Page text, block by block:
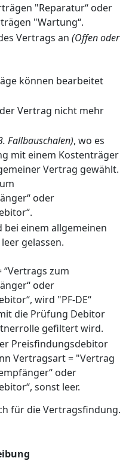
"Reparatur“ oder
"Wartung“.
Vertrags an (Offen oder
können bearbeitet
der Vertrag nicht mehr
Fallbauschalen), wo es
mit einem Kostenträger
Vertrag gewählt.
oder
bei einem allgemeinen
gelassen.
“Vertrags zum
oder
wird "PF-DE“
die Prüfung Debitor
gefiltert wird.
Preisfindungsdebitor
Vertragsart = "Vertrag
oder
sonst leer.
für die Vertragsfindung.